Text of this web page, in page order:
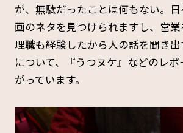
が、無駄だったことは何もない。
画のネタを見つけられますし、営
理職も経験したから人の話を聞き
について、『うつヌケ』などのレ
がっています。